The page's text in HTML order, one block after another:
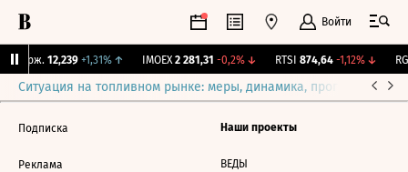
Войти
Бирж. 12,239 +1,31%↑ IMOEX 2 281,31 -0,2%↓ RTSI 874,64 -1,12%↓
Ситуация на топливном рынке: меры, динамика, прогнозы
Подписка
Реклама
Наши проекты
ВЕДЫ